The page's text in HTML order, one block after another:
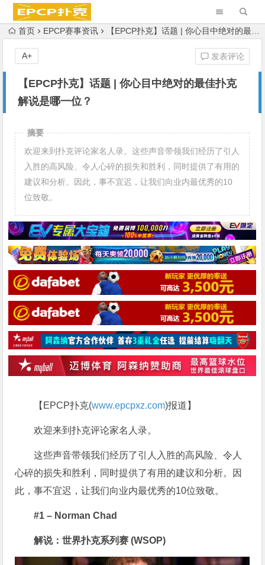
首页 EPCP赛事资讯 【EPCP扑克】话题 | 你心目中绝对的最佳扑克解说是哪一位？
【EPCP扑克】话题 | 你心目中绝对的最佳扑克
解说是哪一位？
发表评论
A+
摘要
欢迎来到扑克评论家名人录。这些声音带领我们经历了引人
入胜的高风险、令人心碎的损失和胜利，同时提供了有用的
建议和分析。因此，事不宜迟，让我们向业内最优秀的10
位致敬。
【EPCP扑克(www.epcpxz.com)报道】
欢迎来到扑克评论家名人录。
这些声音带领我们经历了引人入胜的高风险、令人
心碎的损失和胜利，同时提供了有用的建议和分析。因
此，事不宜迟，让我们向业内最优秀的10位致敬。
#1 – Norman Chad
解说：世界扑克系列赛 (WSOP)